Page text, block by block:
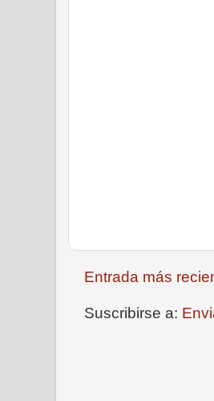
Entrada más
Suscribirse a: